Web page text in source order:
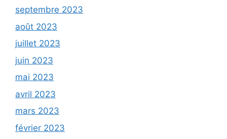
septembre 2023
août 2023
juillet 2023
juin 2023
mai 2023
avril 2023
mars 2023
février 2023